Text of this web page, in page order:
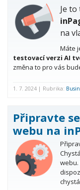
Je
na
Máte
testovací verzi AI
změna to pro vás
1. 7. 2024 | Rubrika:
Připravte
webu na
webu.